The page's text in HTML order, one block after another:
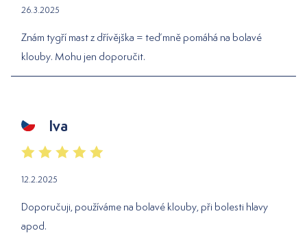
26.3.2025
Znám tygří mast z dřívějška = teď mně pomáhá na bolavé
klouby. Mohu jen doporučit.
Iva
12.2.2025
Doporučuji, používáme na bolavé klouby, při bolesti hlavy
apod.